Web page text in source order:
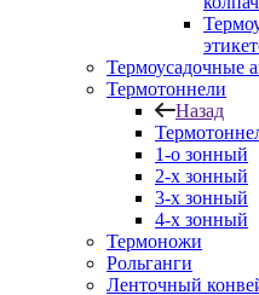
Термоусадочные
Термотоннели
Назад
1-о зонный
2-х зонный
3-х зонный
4-х зонный
Термоножи
Рольганги
Ленточный